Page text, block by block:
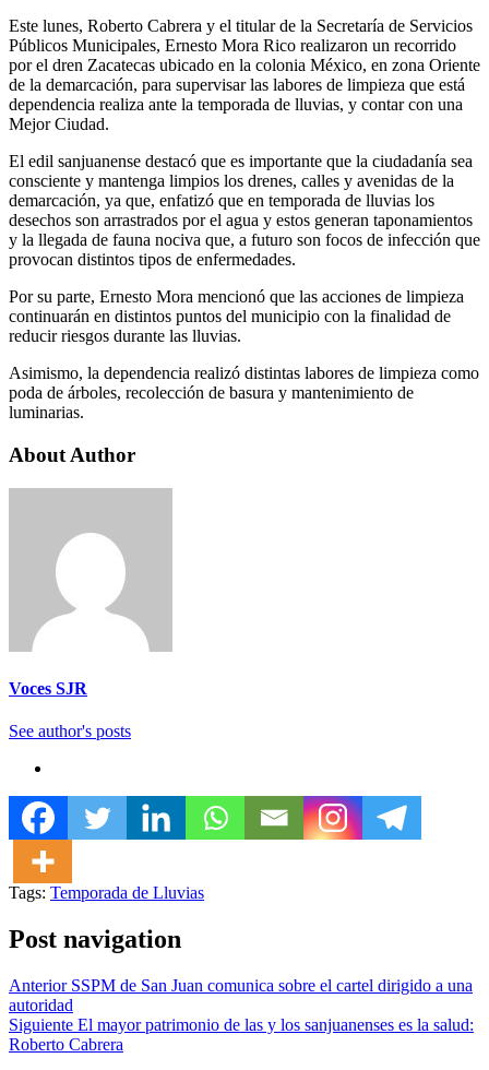
Este lunes, Roberto Cabrera y el titular de la Secretaría de Servicios
Públicos Municipales, Ernesto Mora Rico realizaron un recorrido
por el dren Zacatecas ubicado en la colonia México, en zona Oriente
de la demarcación, para supervisar las labores de limpieza que está
dependencia realiza ante la temporada de lluvias, y contar con una
Mejor Ciudad.
El edil sanjuanense destacó que es importante que la ciudadanía sea
consciente y mantenga limpios los drenes, calles y avenidas de la
demarcación, ya que, enfatizó que en temporada de lluvias los
desechos son arrastrados por el agua y estos generan taponamientos
y la llegada de fauna nociva que, a futuro son focos de infección que
provocan distintos tipos de enfermedades.
Por su parte, Ernesto Mora mencionó que las acciones de limpieza
continuarán en distintos puntos del municipio con la finalidad de
reducir riesgos durante las lluvias.
Asimismo, la dependencia realizó distintas labores de limpieza como
poda de árboles, recolección de basura y mantenimiento de
luminarias.
About Author
Voces SJR
See author's posts
Tags: Temporada de Lluvias
Post navigation
AnteriorSSPM de San Juan comunica sobre el cartel dirigido a una
autoridad
Siguiente El mayor patrimonio de las y los sanjuanenses es la salud:
Roberto Cabrera